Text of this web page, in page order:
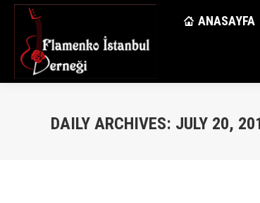
ANASAYFA
DAILY ARCHIVES: JULY 20,
ANASAYFA